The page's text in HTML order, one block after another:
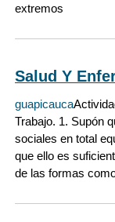
extremos
Salud Y
guapicauca
Trabajo. 1. Supón
sociales en total
que ello es
de las formas